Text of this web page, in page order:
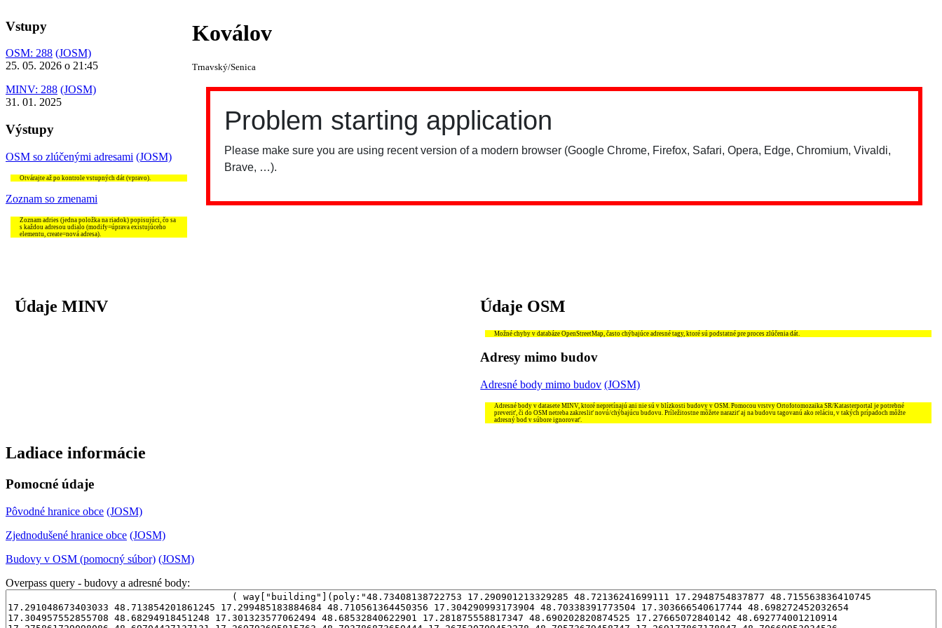
Vstupy
OSM: 288 (JOSM)
25. 05. 2026 o 21:45
MINV: 288 (JOSM)
31. 01. 2025
Výstupy
OSM so zlúčenými adresami (JOSM)
Otvárajte až po kontrole vstupných dát (vpravo).
Zoznam so zmenami
Zoznam adries (jedna položka na riadok) popisujúci, čo sa
s každou adresou udialo (modify=úprava existujúceho
elementu, create=nová adresa).
Koválov
Trnavský/Senica
Údaje MINV Údaje OSM
Možné chyby v databáze OpenStreetMap, často chýbajúce adresné tagy, ktoré sú podstatné pre proces zlúčenia dát.
Adresy mimo budov
Adresné body mimo budov (JOSM)
Adresné body v datasete MINV, ktoré nepretínajú ani nie sú v blízkosti budovy v OSM. Pomocou vrstvy Ortofotomozaika SR/Katasterportal je potrebné
preveriť, či do OSM netreba zakresliť novú/chýbajúcu budovu. Príležitostne môžete naraziť aj na budovu tagovanú ako reláciu, v takých prípadoch môžte
adresný bod v súbore ignorovať.
Ladiace informácie
Pomocné údaje
Pôvodné hranice obce (JOSM)
Zjednodušené hranice obce (JOSM)
Budovy v OSM (pomocný súbor) (JOSM)
Overpass query - budovy a adresné body: